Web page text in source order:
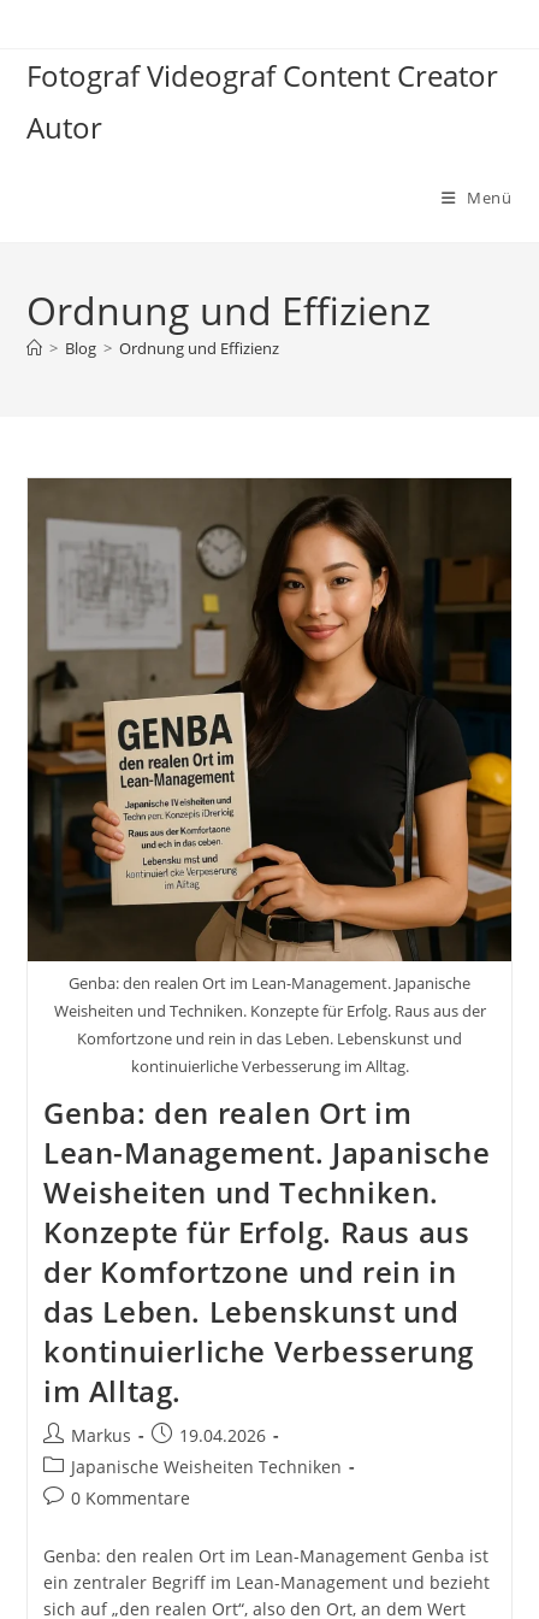
springen
Fotograf Videograf Content Creator
Autor
Menü
Ordnung und Effizienz
> Blog > Ordnung und Effizienz
Genba: den realen Ort im Lean-Management. Japanische
Weisheiten und Techniken. Konzepte für Erfolg. Raus aus der
Komfortzone und rein in das Leben. Lebenskunst und
kontinuierliche Verbesserung im Alltag.
Genba: den realen Ort im
Lean-Management. Japanische
Weisheiten und Techniken.
Konzepte für Erfolg. Raus aus
der Komfortzone und rein in
das Leben. Lebenskunst und
kontinuierliche Verbesserung
im Alltag.
Beitrags-
Autor:
Markus
Beitrag
veröffentlicht:
19.04.2026
Beitrags-
Kategorie:
Japanische Weisheiten Techniken
Beitrags-
0 Kommentare
Genba: den realen Ort im Lean-Management Genba ist
ein zentraler Begriff im Lean-Management und bezieht
sich auf „den realen Ort“, also den Ort, an dem Wert